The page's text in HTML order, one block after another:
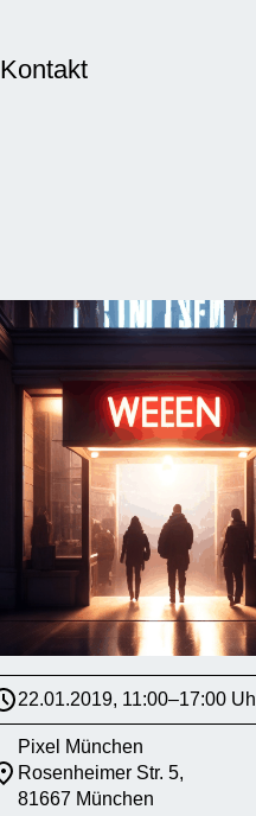
Kontakt
22.01.2019, 11:00–17:00
Pixel München
Rosenheimer Str. 5,
81667 München